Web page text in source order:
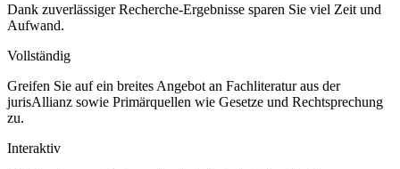
Dank zuverlässiger Recherche-Ergebnisse sparen Sie viel Zeit und
Aufwand.
Vollständig
Greifen Sie auf ein breites Angebot an Fachliteratur aus der
jurisAllianz sowie Primärquellen wie Gesetze und Rechtsprechung
zu.
Interaktiv